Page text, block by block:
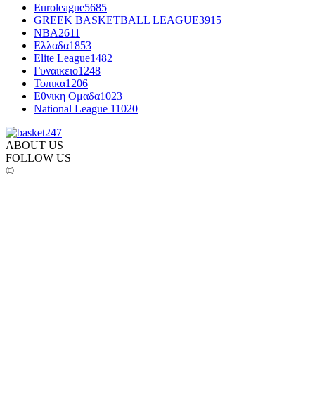
Euroleague5685
GREEK BASKETBALL LEAGUE3915
NBA2611
Ελλαδα1853
Elite League1482
Γυναικειο1248
Τοπικα1206
Εθνικη Ομαδα1023
National League 11020
ABOUT US
FOLLOW US
©